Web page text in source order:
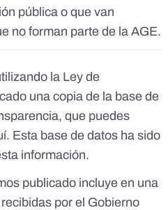
pública o que van
no forman parte de la AGE.
la Ley de
una copia de la base de
que puedes
. Esta base de datos ha sido
información.
publicado incluye en una
por el Gobierno